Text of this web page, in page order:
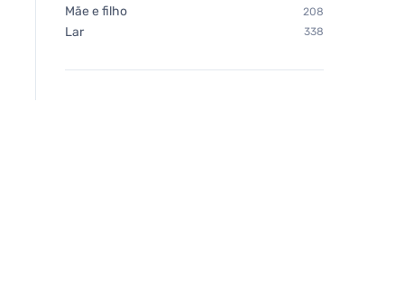
Mãe e filho 208
Lar 338